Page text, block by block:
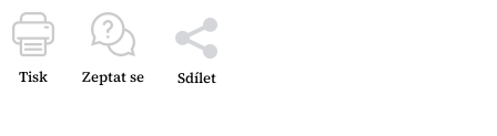
Tisk Zeptat se Sdílet